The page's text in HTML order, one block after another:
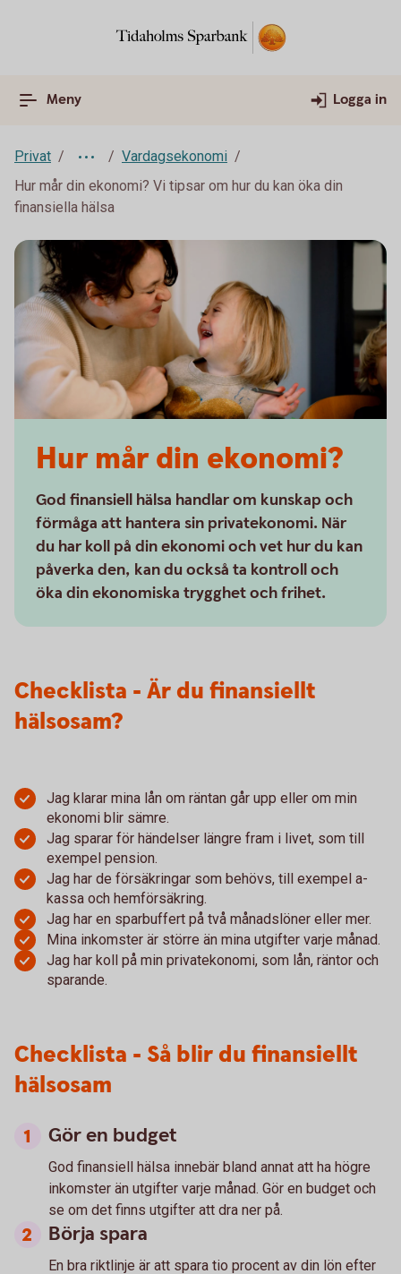
Meny Logga in
Privat
Vardagsekonomi
Hur mår din ekonomi? Vi tipsar om hur du kan öka din
finansiella hälsa
Hur mår din ekonomi?
God finansiell hälsa handlar om kunskap och
förmåga att hantera sin privatekonomi. När
du har koll på din ekonomi och vet hur du kan
påverka den, kan du också ta kontroll och
öka din ekonomiska trygghet och frihet.
Checklista - Är du finansiellt
hälsosam?
Jag klarar mina lån om räntan går upp eller om min
ekonomi blir sämre.
Jag sparar för händelser längre fram i livet, som till
exempel pension.
Jag har de försäkringar som behövs, till exempel a-
kassa och hemförsäkring.
Jag har en sparbuffert på två månadslöner eller mer.
Mina inkomster är större än mina utgifter varje månad.
Jag har koll på min privatekonomi, som lån, räntor och
sparande.
Checklista - Så blir du finansiellt
hälsosam
Gör en budget
God finansiell hälsa innebär bland annat att ha högre
inkomster än utgifter varje månad. Gör en budget och
se om det finns utgifter att dra ner på.
Börja spara
En bra riktlinje är att spara tio procent av din lön efter